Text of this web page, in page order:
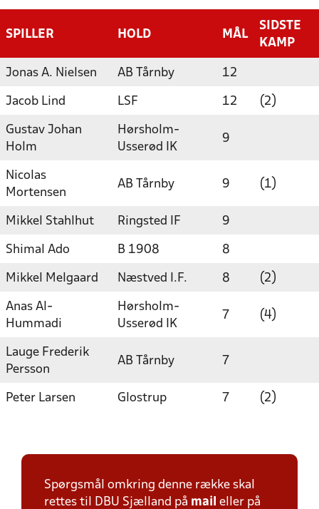
SPILLER HOLD MÅL
SIDSTE
KAMP
Jonas A. Nielsen AB Tårnby 12
Jacob Lind LSF 12 (2)
Gustav Johan
Holm
Hørsholm-
Usserød IK
9
Nicolas
Mortensen
AB Tårnby 9 (1)
Mikkel Stahlhut Ringsted IF 9
Shimal Ado B 1908 8
Mikkel Melgaard Næstved I.F. 8 (2)
Anas Al-
Hummadi
Hørsholm-
Usserød IK
7 (4)
Lauge Frederik
Persson
AB Tårnby 7
Peter Larsen Glostrup 7 (2)
Spørgsmål omkring denne række skal
rettes til DBU Sjælland på mail eller på